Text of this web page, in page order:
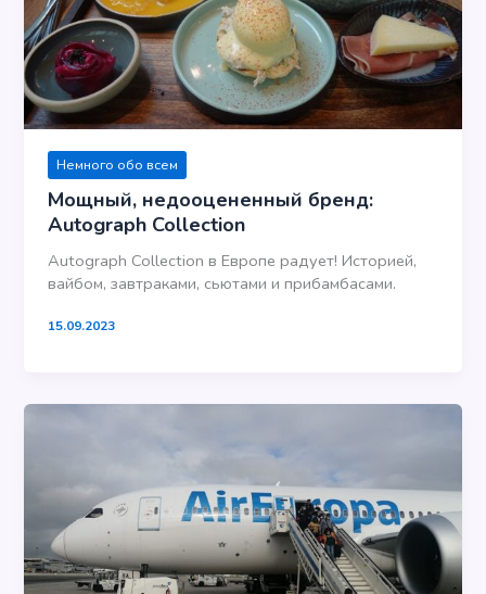
Немного обо всем
Мощный, недооцененный бренд:
Autograph Collection
Autograph Collection в Европе радует! Историей,
вайбом, завтраками, сьютами и прибамбасами.
15.09.2023